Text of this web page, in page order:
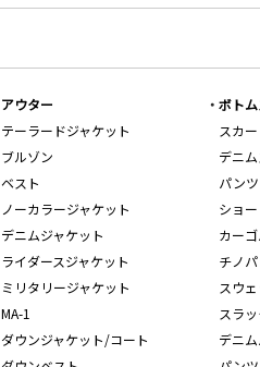
アウター
テーラードジャケット
ブルゾン
ベスト
ノーカラージャケット
デニムジャケット
ライダースジャケット
ミリタリージャケット
MA-1
ダウンジャケット/コート
ボトム
スカー
デニ
パンツ
ショ
カー
チノ
スウ
スラ
デニ